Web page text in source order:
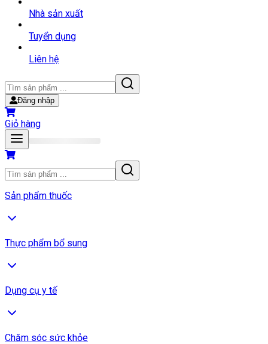
Nhà sản xuất
Tuyển dụng
Liên hệ
Đăng nhập
Giỏ hàng
Sản phẩm thuốc
Thực phẩm bổ sung
Dụng cụ y tế
Chăm sóc sức khỏe